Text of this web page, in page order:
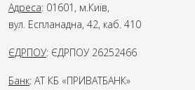
Адреса: 01601, м.Київ,
вул. Еспланадна, 42, каб. 410
ЄДРПОУ: ЄДРПОУ 26252466
Банк: АТ КБ «ПРИВАТБАНК»